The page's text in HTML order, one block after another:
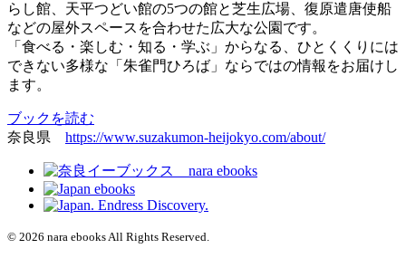
らし館、天平つどい館の5つの館と芝生広場、復原遣唐使船
などの屋外スペースを合わせた広大な公園です。
「食べる・楽しむ・知る・学ぶ」からなる、ひとくくりには
できない多様な「朱雀門ひろば」ならではの情報をお届けし
ます。
ブックを読む
奈良県 https://www.suzakumon-heijokyo.com/about/
© 2026 nara ebooks All Rights Reserved.